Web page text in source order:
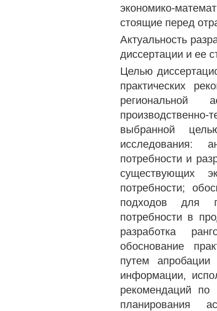
экономико-
стоящие перед
Актуальность
диссертации и ее
Целью
практических
региональной
выбранной
исследования:
потребности и
существующих
потребности;
подходов для
потребности в
разработка
обоснование
путем
информации,
рекомендаций по
планирования